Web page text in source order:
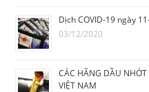
Dịch COVID-19 ngày
03/12/2020
CÁC HÃNG DẦU
VIỆT NAM